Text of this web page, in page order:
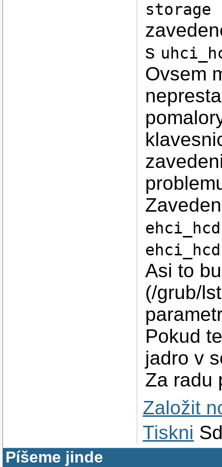
s
Ovsem
ehci_hcd
Asi to
(/grub/
Pokud
jadro v
Za radu
Založit
Tiskni
Píšeme jinde